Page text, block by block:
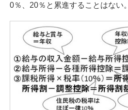
0％、20％と累進することはない。